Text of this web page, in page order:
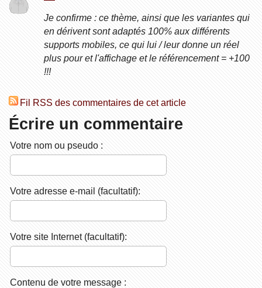
Je confirme : ce thème, ainsi que les variantes qui
en dérivent sont adaptés 100% aux différents
supports mobiles, ce qui lui / leur donne un réel
plus pour et l'affichage et le référencement = +100
!!!
Fil RSS des commentaires de cet article
Écrire un commentaire
Votre nom ou pseudo :
Votre adresse e-mail (facultatif):
Votre site Internet (facultatif):
Contenu de votre message :